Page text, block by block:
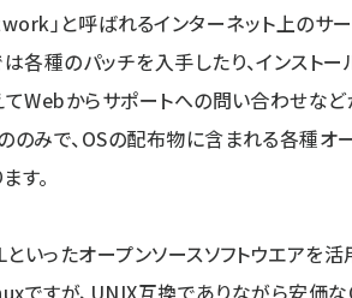
」と呼ばれるインターネット上のサ
は各種のパッチを入手したり、インスト
てWebからサポートへの問い合わせな
みで、OSの配布物に含まれる各種オ
す。
ったオープンソースソフトウエアを活
ですが、UNIX互換でありながら安価